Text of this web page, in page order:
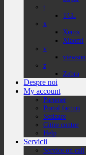
t
TCL
x
Xerox
Xiaomi
v
z
Zebra
Despre noi
My account
Partener
Portal facturi
Sesizare
Citire contor
Help
Servicii
Service on call